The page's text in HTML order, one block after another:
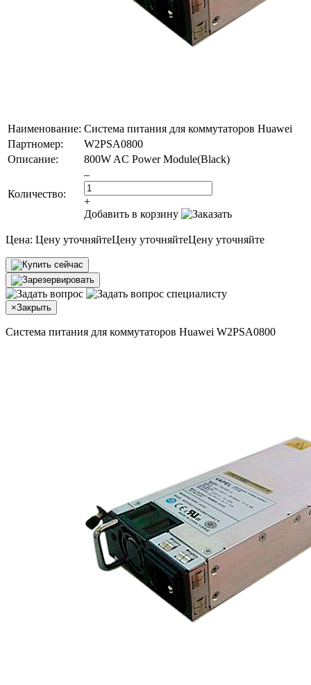
Наименование: Система питания для коммутаторов Huawei
Партномер:
W2PSA0800
Описание:
800W AC Power Module(Black)
Количество:
–
+
Добавить в корзину
Цена: Цену уточняйтеЦену уточняйтеЦену уточняйте
×Закрыть
Система питания для коммутаторов Huawei W2PSA0800